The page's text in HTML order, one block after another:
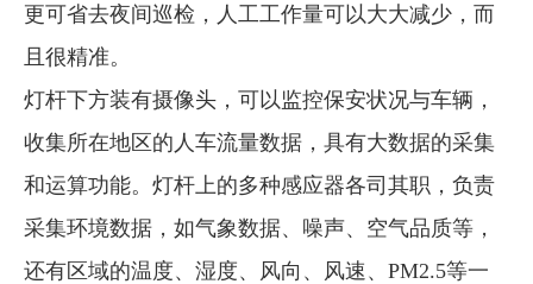
更可省去夜间巡检，人工工作量可以大大减少，而
且很精准。
灯杆下方装有摄像头，可以监控保安状况与车辆，
收集所在地区的人车流量数据，具有大数据的采集
和运算功能。灯杆上的多种感应器各司其职，负责
采集环境数据，如气象数据、噪声、空气品质等，
还有区域的温度、湿度、风向、风速、PM2.5等一